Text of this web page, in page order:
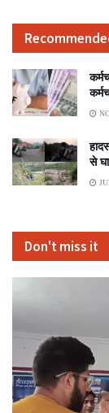
से
Don't miss it